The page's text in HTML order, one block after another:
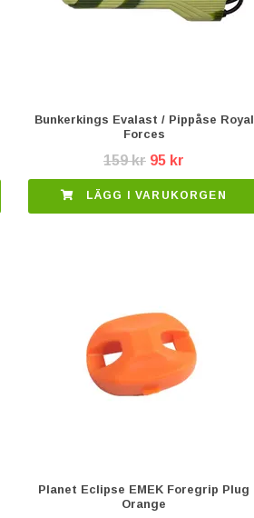
Bunkerkings Evalast / Pippåse Royal
Forces
159 kr 95 kr
LÄGG I VARUKORGEN
Planet Eclipse EMEK Foregrip Plug
Orange